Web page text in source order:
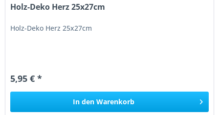
Holz-Deko Herz 25x27cm
Holz-Deko Herz 25x27cm
5,95 € *
In den Warenkorb